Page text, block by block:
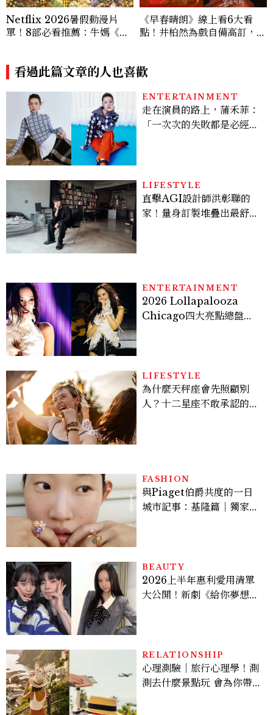
Netflix 2026暑假動漫片
單！8部必看推薦：牛媽《黃
《早春晴朗》線上看6大看
點！井柏然為戲自備高訂，孫
看過此篇文章的人也喜歡
ENTERTAINMENT
走在演員的路上，蒲禾菲：
「一次次的失敗都是必經過
LIFESTYLE
直擊AGI設計師洪彰聯的
家！量身訂製堆疊出最舒適
ENTERTAINMENT
2026 Lollapalooza
Chicago四大亮點總盤
LIFESTYLE
為什麼天秤座會先照顧別
人？十二星座不敢承認的一
FASHION
與Piaget伯爵共度的一日
城市記事：基隆篇｜獨家影
BEAUTY
2026上半年惠利愛用清單
大公開！新劇《給你夢想》
RELATIONSHIP
心理測驗｜旅行心理學！測
測去什麼景點玩 會為你帶來